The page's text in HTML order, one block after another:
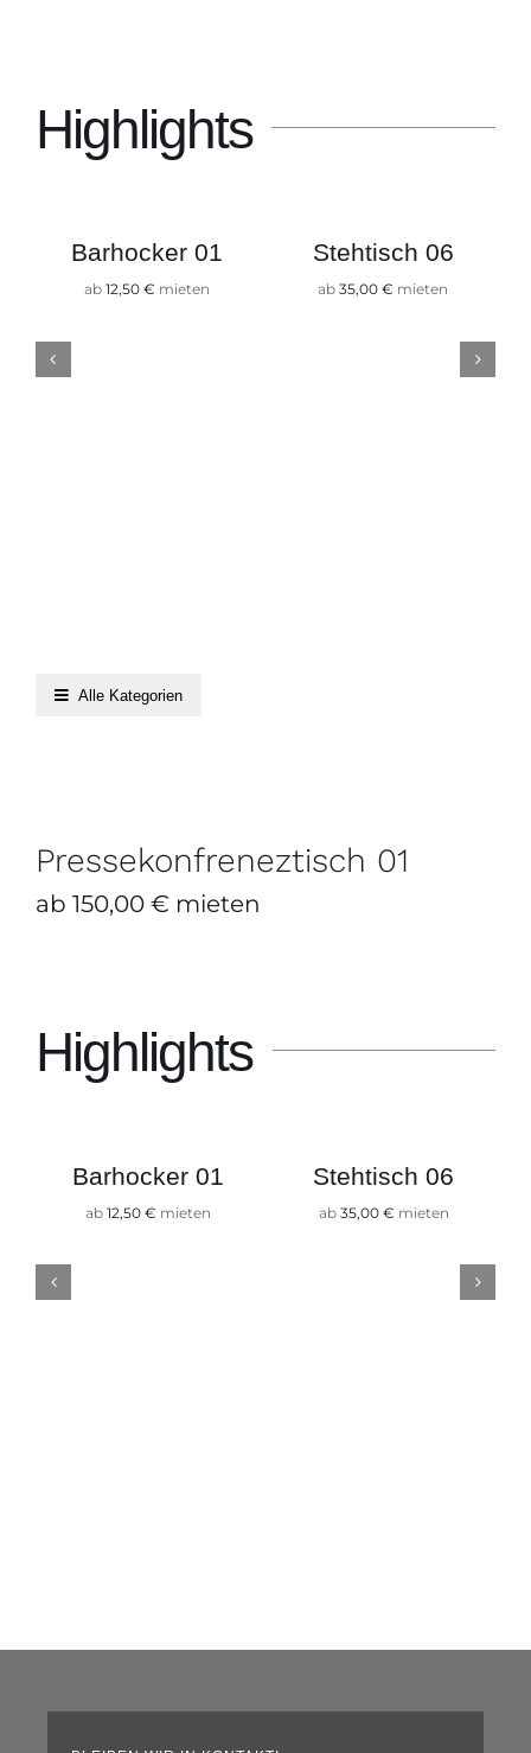
Highlights
Barhocker 01
ab 12,50€ mieten
Stehtisch 06
ab 35,00€ mieten
Alle Kategorien
Pressekonfreneztisch 01
ab 150,00 € mieten
Highlights
Barhocker 01
ab 12,50 € mieten
Stehtisch 06
ab 35,00 € mieten